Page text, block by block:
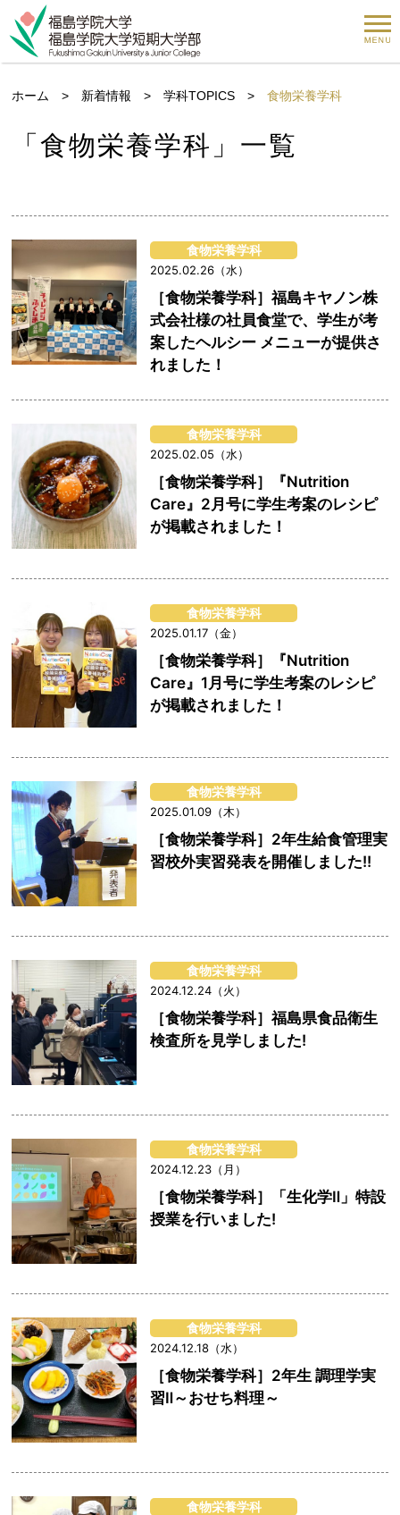
ホーム > 新着情報 >学科TOPICS >食物栄養学科
「食物栄養学科」一覧
食物栄養学科
2025.02.26（水）
［食物栄養学科］福島キヤノン株
式会社様の社員食堂で、学生が考
案したヘルシー メニューが提供さ
れました！
食物栄養学科
2025.02.05（水）
［食物栄養学科］『Nutrition
Care』2月号に学生考案のレシピ
が掲載されました！
食物栄養学科
2025.01.17（金）
［食物栄養学科］『Nutrition
Care』1月号に学生考案のレシピ
が掲載されました！
食物栄養学科
2025.01.09（木）
［食物栄養学科］2年生給食管理実
習校外実習発表を開催しました!!
食物栄養学科
2024.12.24（火）
［食物栄養学科］福島県食品衛生
検査所を見学しました!
食物栄養学科
2024.12.23（月）
［食物栄養学科］「生化学Ⅱ」特設
授業を行いました!
食物栄養学科
2024.12.18（水）
［食物栄養学科］2年生 調理学実
習Ⅱ～おせち料理～
食物栄養学科